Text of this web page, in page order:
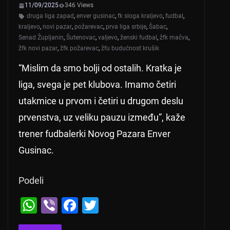
11/09/2025
346 Views
druga liga zapad, enver gusinac, fk sloga kraljevo, fudbal ,
kraljevo, novi pazar, požarevac, prva liga srbije, Šabac,
Senad Župljanin, Šutenovac, valjevo, ženski fudbal , žfk mačva,
žfk novi pazar, žfk požarevac, žfu budućnost krušik
“Mislim da smo bolji od ostalih. Kratka je
liga, svega je pet klubova. Imamo četiri
utakmice u prvom i četiri u drugom deslu
prvenstva, uz veliku pauzu između”, kaže
trener fudbalerki Novog Pazara Enver
Gusinac.
Podeli
W
h
Vi
b
F